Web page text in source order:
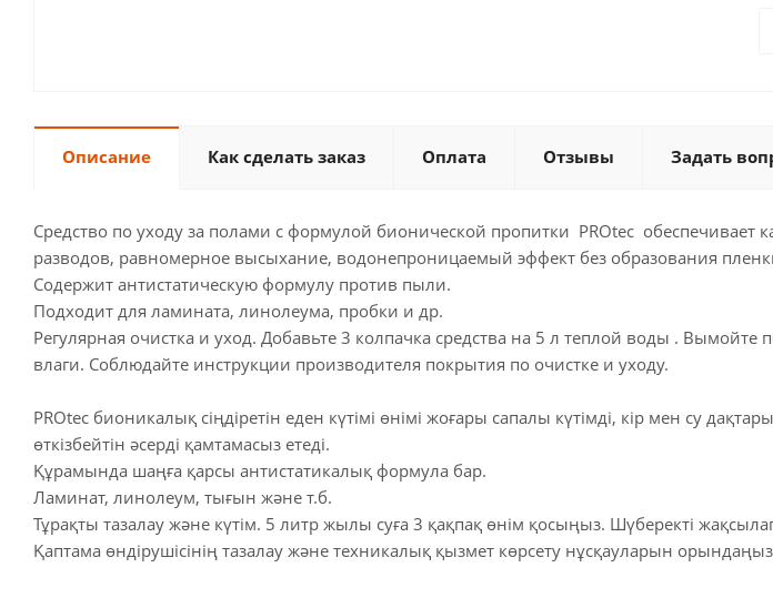
Описание Как сделать заказ Оплата Отзывы Задать
Средство по уходу за полами с формулой бионической пропитки PROtec обеспечивает
разводов, равномерное высыхание, водонепроницаемый эффект без образования
Содержит антистатическую формулу против пыли.
Подходит для ламината, линолеума, пробки и др.
Регулярная очистка и уход. Добавьте 3 колпачка средства на 5 л теплой воды .
влаги. Соблюдайте инструкции производителя покрытия по очистке и уходу.
PROtec бионикалық сіңдіретін еден күтімі өнімі жоғары сапалы күтімді, кір мен су
өткізбейтін әсерді қамтамасыз етеді.
Құрамында шаңға қарсы антистатикалық формула бар.
Ламинат, линолеум, тығын және т.б.
Тұрақты тазалау және күтім. 5 литр жылы суға 3 қақпақ өнім қосыңыз. Шүберекті
Қаптама өндірушісінің тазалау және техникалық қызмет көрсету нұсқауларын